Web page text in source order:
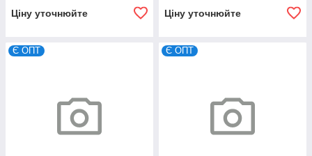
Ціну уточнюйте Ціну уточнюйте
Є ОПТ Є ОПТ